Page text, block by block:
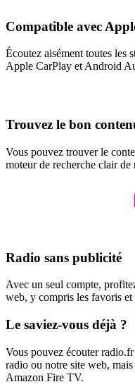
Compatible avec
Écoutez aisément toutes les
Apple CarPlay et Android
Trouvez le bon
Vous pouvez trouver le
moteur de recherche clair de
Radio sans publicité
Avec un seul compte,
web, y compris les favoris
Le saviez-vous déjà ?
Vous pouvez écouter
radio ou notre site web,
Amazon Fire TV.